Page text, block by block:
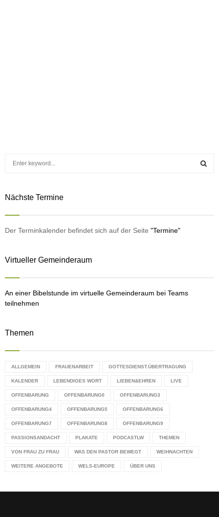
c
o
Nächste Termine
Der Terminkalender befindet sich auf der Seite "Termine"
Virtueller Gemeinderaum
An einer Bibelstunde im virtuelle Gemeinderaum bei Teams
teilnehmen
Themen
ALLGEMEIN FRAUENARBEIT GOTTESDIENST.ÜBERTRAGUNG
KALENDER LEBENDIGES WORT LIEBEN&EHREN LIVE
OFFENBARUNG OFFENBARUNG0 OFFENBARUNG3
OFFENBARUNG4 OFFENBARUNG5 OFFENBARUNG6
OFFENBARUNG7 OFFENBARUNG8 OFFENBARUNG9
PASSIONSANDACHT PLAKATE PODCASTLW THEMEN
VON FRAU ZU FRAU WAS DEN PASTOR BEWEGT WEIHNACHTEN
WEITERE ANGEBOTE WELS-EUROPE ÜBER UNS